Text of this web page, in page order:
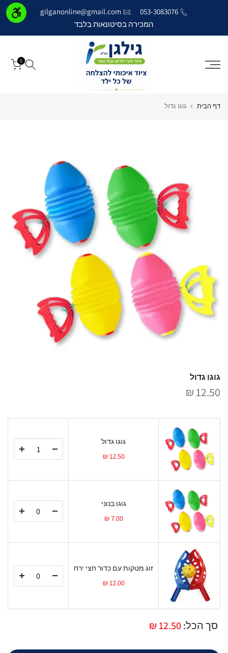
053-3083076
gilganonline@gmail.com
המכירה בסיטונאות בלבד
0
דף הבית גוגו גדול
גוגו גדול
12.50 ₪
גוגו גדול
12.50 ₪
גוגו בנוני
7.00 ₪
זוג מטקות עם כדור חצי ירח
12.00 ₪
סך הכל:12.50 ₪